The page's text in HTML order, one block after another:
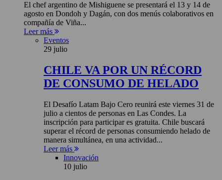
El chef argentino de Mishiguene se presentará el 13 y 14 de
agosto en Dondoh y Dagán, con dos menús colaborativos en
compañía de Viña...
Leer más
Eventos
29 julio
CHILE VA POR UN RÉCORD
DE CONSUMO DE HELADO
El Desafío Latam Bajo Cero reunirá este viernes 31 de
julio a cientos de personas en Las Condes. La
inscripción para participar es gratuita. Chile buscará
superar el récord de personas consumiendo helado de
manera simultánea, en una actividad...
Leer más
Innovación
10 julio